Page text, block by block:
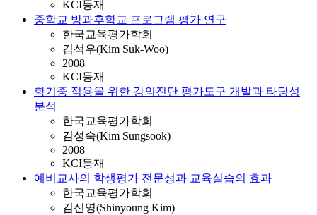
KCI등재
중학교 방과후학교 프로그램 평가 연구
한국교육평가학회
김석우(Kim Suk-Woo)
2008
KCI등재
학기중 적용을 위한 강의진단 평가도구 개발과 타당성
분석
한국교육평가학회
김성숙(Kim Sungsook)
2008
KCI등재
예비교사의 학생평가 전문성과 교육실습의 효과
한국교육평가학회
김신영(Shinyoung Kim)